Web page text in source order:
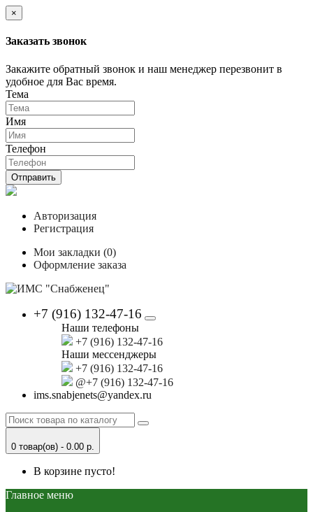
×
Заказать звонок
Закажите обратный звонок и наш менеджер перезвонит в
удобное для Вас время.
Тема
Имя
Телефон
Отправить
Авторизация
Регистрация
Мои закладки (0)
Оформление заказа
+7 (916) 132-47-16
Наши телефоны
+7 (916) 132-47-16
Наши мессенджеры
+7 (916) 132-47-16
@+7 (916) 132-47-16
ims.snabjenets@yandex.ru
0 товар(ов) - 0.00 р.
В корзине пусто!
Главное меню